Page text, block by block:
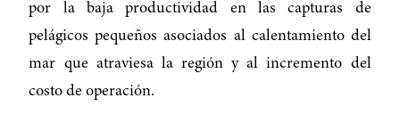
por la baja productividad en las capturas de
pelágicos pequeños asociados al calentamiento del
mar que atraviesa la región y al incremento del
costo de operación.